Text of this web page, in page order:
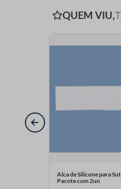
QUEM VIU,
Alca de Silicone para
Pacote com 2un